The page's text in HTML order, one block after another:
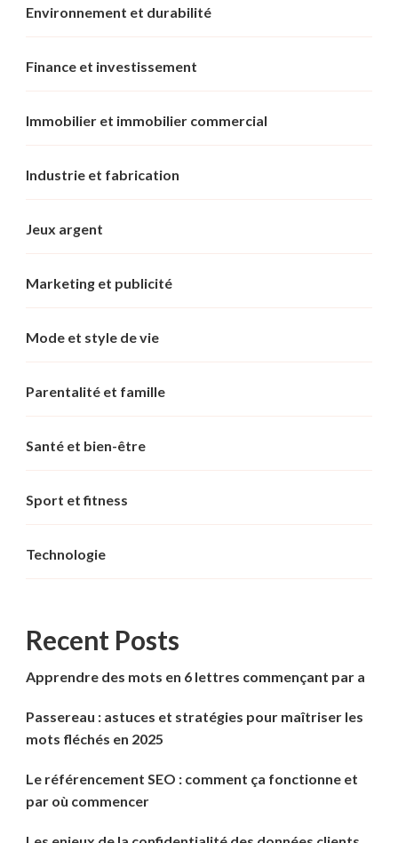
Environnement et durabilité
Finance et investissement
Immobilier et immobilier commercial
Industrie et fabrication
Jeux argent
Marketing et publicité
Mode et style de vie
Parentalité et famille
Santé et bien-être
Sport et fitness
Technologie
Recent Posts
Apprendre des mots en 6 lettres commençant par a
Passereau : astuces et stratégies pour maîtriser les
mots fléchés en 2025
Le référencement SEO : comment ça fonctionne et
par où commencer